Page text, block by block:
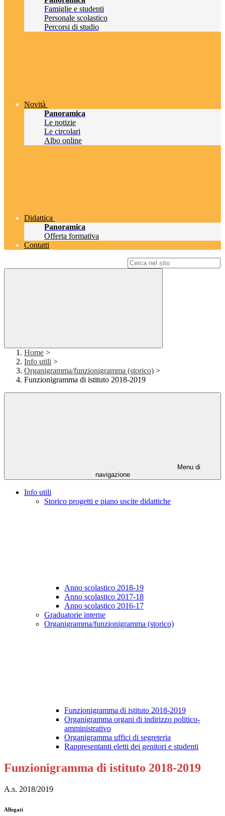
Famiglie e studenti
Personale scolastico
Percorsi di studio
Novità
Panoramica
Le notizie
Le circolari
Albo online
Didattica
Panoramica
Offerta formativa
Contatti
Home >
Info utili >
Organigramma/funzionigramma (storico) >
Funzionigramma di istituto 2018-2019
Menu di
navigazione
Info utili
Storico progetti e piano uscite didattiche
Anno scolastico 2018-19
Anno scolastico 2017-18
Anno scolastico 2016-17
Graduatorie interne
Organigramma/funzionigramma (storico)
Funzionigramma di istituto 2018-2019
Organigramma organi di indirizzo politico-
amministrativo
Organigramma uffici di segreteria
Rappresentanti eletti dei genitori e studenti
Funzionigramma di istituto 2018-2019
A.s. 2018/2019
Allegati